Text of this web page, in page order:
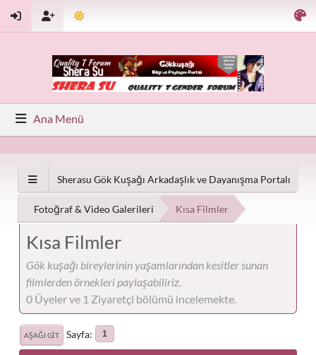
Ana Menü
Sherasu Gök Kuşağı Arkadaşlık ve Dayanışma Portalı
Fotoğraf & Video Galerileri Kısa Filmler
Kısa Filmler
Gök kuşağı bireylerinin yaşamlarından kesitler sunan
filmlerden örnekleri paylaşabiliriz.
0 Üyeler ve 1 Ziyaretçi bölümü incelemekte.
AŞAĞI GIT Sayfa 1